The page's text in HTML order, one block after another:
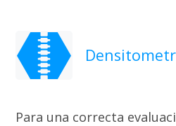
Para una correcta